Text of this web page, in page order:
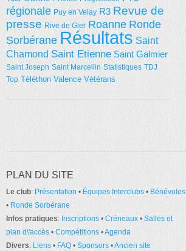
régionale Puy en Velay R3 Revue de
presse Rive de Gier Roanne Ronde
Sorbérane Résultats Saint
Chamond Saint Etienne Saint Galmier
Saint Joseph Saint Marcellin Statistiques TDJ
Top Téléthon Valence Vétérans
PLAN DU SITE
Le club: Présentation • Équipes Interclubs • Bénévoles
• Ronde Sorbérane
Infos pratiques: Inscriptions • Créneaux • Salles et
plan d\'accès • Compétitions •Agenda
Divers: Liens • FAQ • Sponsors •Ancien site